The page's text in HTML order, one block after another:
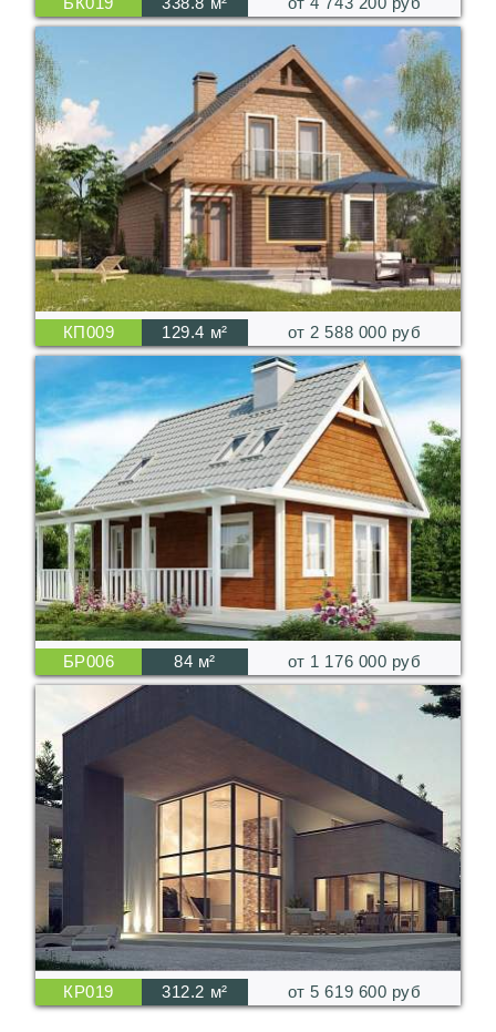
КП009 129.4 м² от 2 588 000 руб
БР006 84 м² от 1 176 000 руб
КР019 312.2 м² от 5 619 600 руб